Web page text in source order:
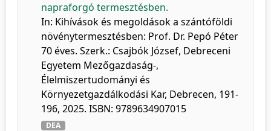
napraforgó termesztésben.
In: Kihívások és megoldások a szántóföldi
növénytermesztésben: Prof. Dr. Pepó Péter
70 éves. Szerk.: Csajbók József, Debreceni
Egyetem Mezőgazdaság-,
Élelmiszertudományi és
Környezetgazdálkodási Kar, Debrecen, 191-
196, 2025. ISBN: 9789634907015
DEA